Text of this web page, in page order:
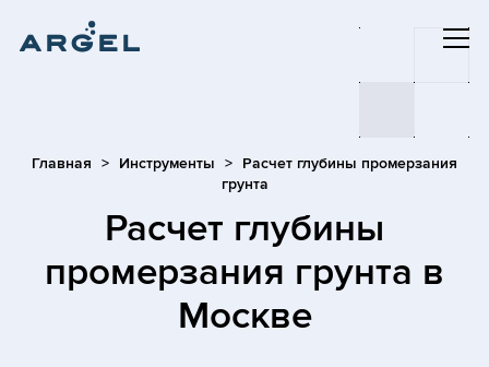
Главная Инструменты
Расчет глубины промерзания
грунта
Расчет глубины
промерзания грунта в
Москве